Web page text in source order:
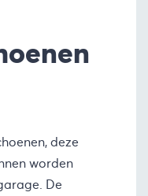
deze
worden
De